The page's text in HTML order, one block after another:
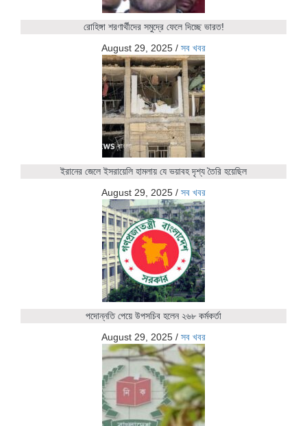
রোহিঙ্গা শরণার্থীদের সমুদ্রে ফেলে দিচ্ছে ভারত!
August 29, 2025 / সব খবর
ইরানের জেলে ইসরায়েলি হামলায় যে ভয়াবহ দৃশ্য তৈরি হয়েছিল
August 29, 2025 / সব খবর
পদোন্নতি পেয়ে উপসচিব হলেন ২৬৮ কর্মকর্তা
August 29, 2025 / সব খবর